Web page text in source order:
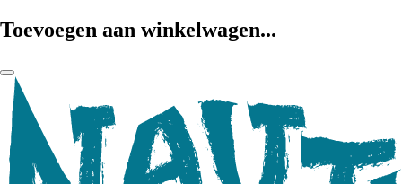
Toevoegen aan winkelwagen...